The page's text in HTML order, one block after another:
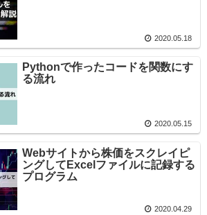
2020.05.18
Pythonで作ったコードを関数にす
る流れ
2020.05.15
Webサイトから株価をスクレイピ
ングしてExcelファイルに記録する
プログラム
2020.04.29